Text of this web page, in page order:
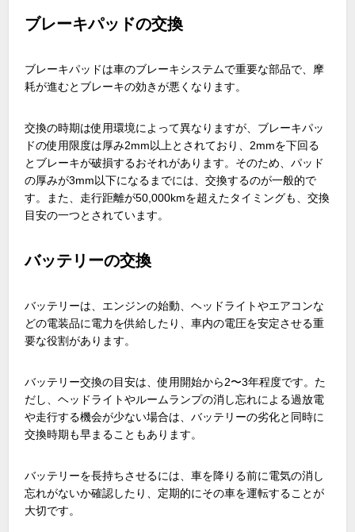
ブレーキパッドの交換
ブレーキパッドは車のブレーキシステムで重要な部品で、摩
耗が進むとブレーキの効きが悪くなります。
交換の時期は使用環境によって異なりますが、ブレーキパッ
ドの使用限度は厚み2mm以上とされており、2mmを下回る
とブレーキが破損するおそれがあります。そのため、パッド
の厚みが3mm以下になるまでには、交換するのが一般的で
す。また、走行距離が50,000kmを超えたタイミングも、交換
目安の一つとされています。
バッテリーの交換
バッテリーは、エンジンの始動、ヘッドライトやエアコンな
どの電装品に電力を供給したり、車内の電圧を安定させる重
要な役割があります。
バッテリー交換の目安は、使用開始から2〜3年程度です。た
だし、ヘッドライトやルームランプの消し忘れによる過放電
や走行する機会が少ない場合は、バッテリーの劣化と同時に
交換時期も早まることもあります。
バッテリーを長持ちさせるには、車を降りる前に電気の消し
忘れがないか確認したり、定期的にその車を運転することが
大切です。